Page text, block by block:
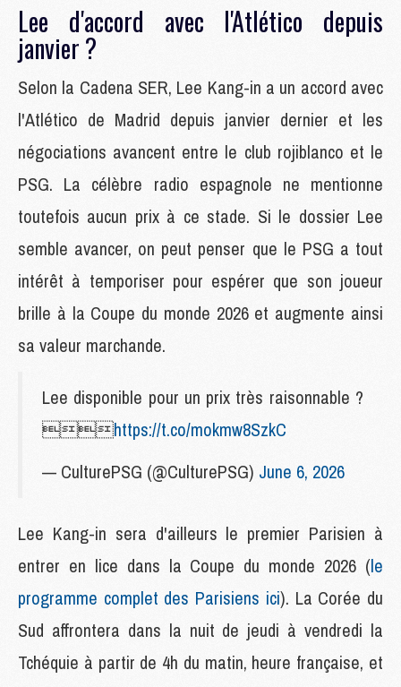
Lee d'accord avec l'Atlético depuis
janvier ?
Selon la Cadena SER, Lee Kang-in a un accord avec
l'Atlético de Madrid depuis janvier dernier et les
négociations avancent entre le club rojiblanco et le
PSG. La célèbre radio espagnole ne mentionne
toutefois aucun prix à ce stade. Si le dossier Lee
semble avancer, on peut penser que le PSG a tout
intérêt à temporiser pour espérer que son joueur
brille à la Coupe du monde 2026 et augmente ainsi
sa valeur marchande.
Lee disponible pour un prix très raisonnable ?
https://t.co/mokmw8SzkC
— CulturePSG (@CulturePSG) June 6, 2026
Lee Kang-in sera d'ailleurs le premier Parisien à
entrer en lice dans la Coupe du monde 2026 (le
programme complet des Parisiens ici). La Corée du
Sud affrontera dans la nuit de jeudi à vendredi la
Tchéquie à partir de 4h du matin, heure française, et